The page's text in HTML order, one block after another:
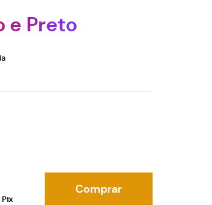
e Preto
Comprar